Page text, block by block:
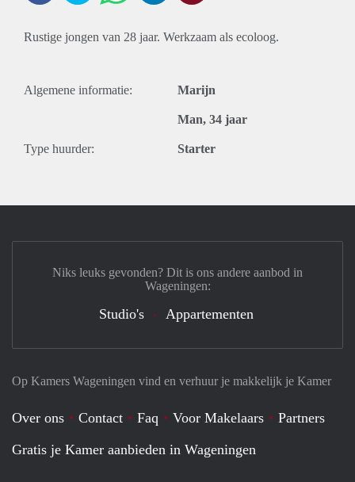
Rustige jongen van 28 jaar. Werkzaam als ecoloog.
Algemene informatie: Marijn
Man, 34 jaar
Type huurder: Starter
Op Kamers Wageningen vind en verhuur je makkelijk je Kamer
Over ons Contact Faq Voor Makelaars
Partners
Gratis je Kamer aanbieden in Wageningen
Niks leuks gevonden? Dit is ons andere aanbod in
Wageningen:
Studio's Appartementen